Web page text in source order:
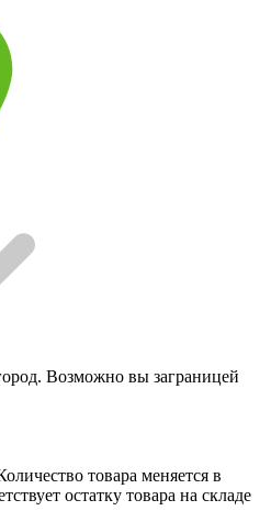
Возможно вы заграницей
товара меняется в
остатку товара на складе